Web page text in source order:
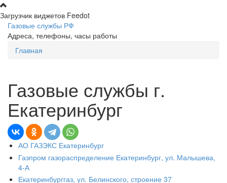
Перейти к основному содержанию
Загрузчик виджетов Feedot
Газовые службы РФ
Адреса, телефоны, часы работы
Вы здесь
Главная
Газовые службы г.
Екатеринбург
АО ГАЗЭКС Екатеринбург
Газпром газораспределение Екатеринбург, ул. Малышева,
4-А
Екатеринбурггаз, ул. Белинского, строение 37